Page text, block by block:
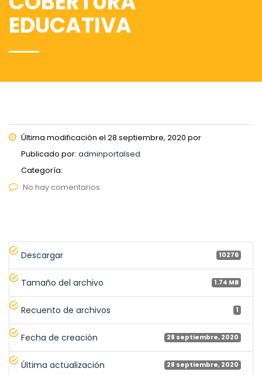
EDUCATIVA
Última modificación el 28 septiembre, 2020 por
Publicado por: adminportalsed
Categoría:
No hay comentarios
Descargar 10276
Tamaño del archivo 1.74 MB
Recuento de archivos 1
Fecha de creación 28 septiembre, 2020
Última actualización 28 septiembre, 2020